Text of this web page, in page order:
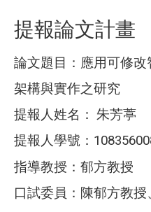
提報論文計畫
論文題目：應用可修
架構與實作之研究
提報人姓名：
朱芳葶
提報人學號：
指導教授：郁方教授
口試委員：陳郁方教